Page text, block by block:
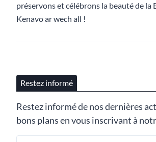
préservons et célébrons la beauté de la
Kenavo ar wech all !
Restez informé
Restez informé de nos dernières
bons plans en vous inscrivant à